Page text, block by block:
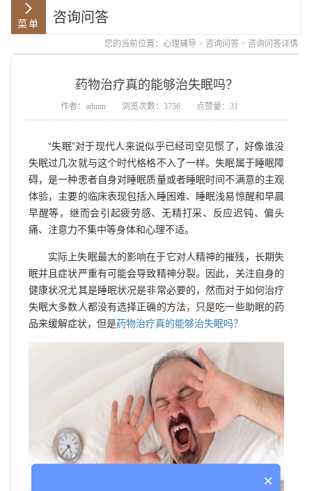
咨询问答
您的当前位置： 心理辅导 > 咨询问答 > 咨询问答详情
药物治疗真的能够治失眠吗？
作者：admin 浏览次数：3756 点赞量：31
“失眠”对于现代人来说似乎已经司空见惯了，好像谁没
失眠过几次就与这个时代格格不入了一样。失眠属于睡眠障
碍，是一种患者自身对睡眠质量或者睡眠时间不满意的主观
体验，主要的临床表现包括入睡困难、睡眠浅易惊醒和早晨
早醒等，继而会引起疲劳感、无精打采、反应迟钝、偏头
痛、注意力不集中等身体和心理不适。
实际上失眠最大的影响在于它对人精神的摧残，长期失
眠并且症状严重有可能会导致精神分裂。因此，关注自身的
健康状况尤其是睡眠状况是非常必要的，然而对于如何治疗
失眠大多数人都没有选择正确的方法，只是吃一些助眠的药
品来缓解症状，但是药物治疗真的能够治失眠吗？
×